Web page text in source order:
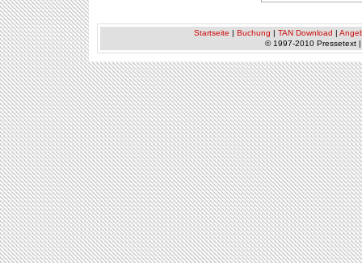
Startseite | Buchung | TAN Download |
© 1997-2010 Pressetext